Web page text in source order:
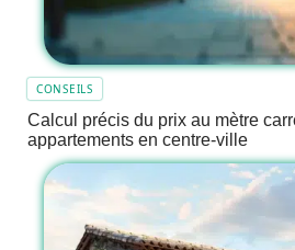
CONSEILS
Calcul précis du prix au mètre
appartements en centre-ville